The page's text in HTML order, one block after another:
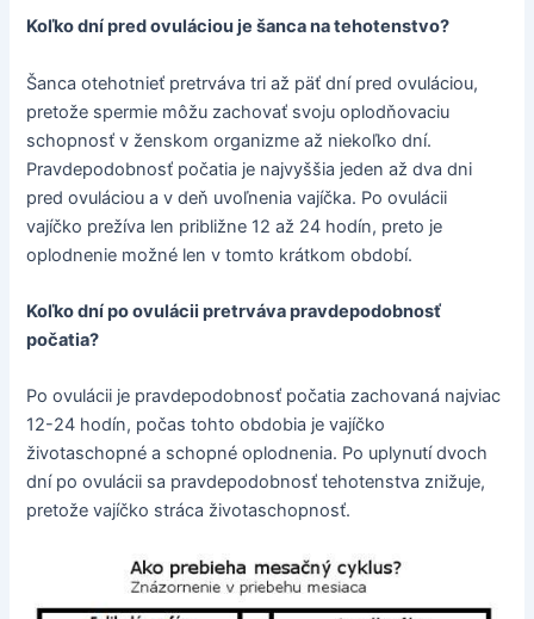
Koľko dní pred ovuláciou je šanca na tehotenstvo?
Šanca otehotnieť pretrváva tri až päť dní pred ovuláciou,
pretože spermie môžu zachovať svoju oplodňovaciu
schopnosť v ženskom organizme až niekoľko dní.
Pravdepodobnosť počatia je najvyššia jeden až dva dni
pred ovuláciou a v deň uvoľnenia vajíčka. Po ovulácii
vajíčko prežíva len približne 12 až 24 hodín, preto je
oplodnenie možné len v tomto krátkom období.
Koľko dní po ovulácii pretrváva pravdepodobnosť
počatia?
Po ovulácii je pravdepodobnosť počatia zachovaná najviac
12-24 hodín, počas tohto obdobia je vajíčko
životaschopné a schopné oplodnenia. Po uplynutí dvoch
dní po ovulácii sa pravdepodobnosť tehotenstva znižuje,
pretože vajíčko stráca životaschopnosť.